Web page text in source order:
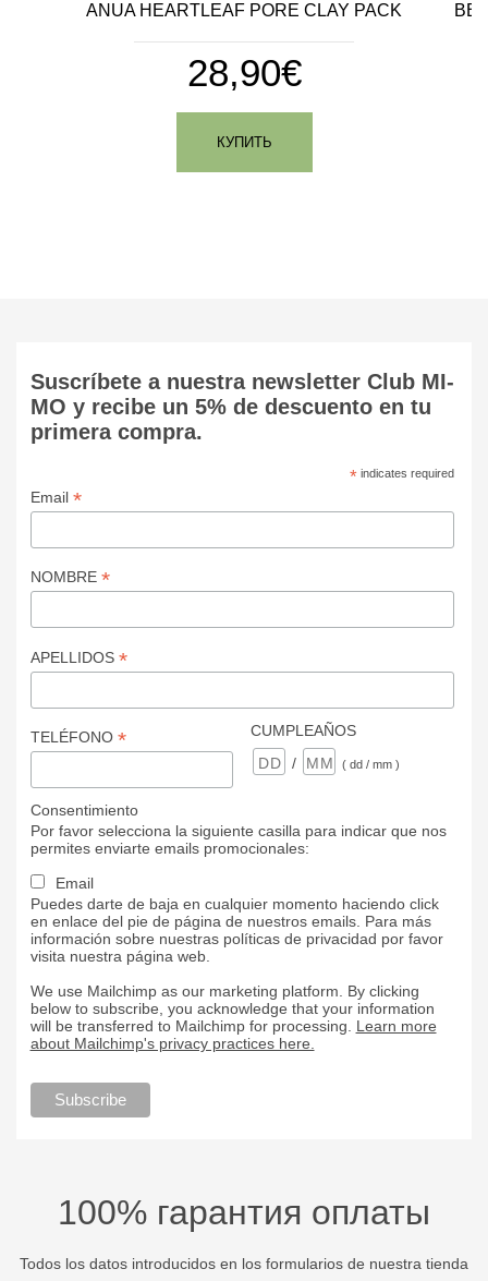
ANUA HEARTLEAF PORE CLAY PACK
28,90€
КУПИТЬ
Suscríbete a nuestra newsletter Club MI-
MO y recibe un 5% de descuento en tu
primera compra.
*indicates required
Email *
NOMBRE *
APELLIDOS *
TELÉFONO *
CUMPLEAÑOS
/
( dd / mm )
Consentimiento
Por favor selecciona la siguiente casilla para indicar que nos
permites enviarte emails promocionales:
Email
Puedes darte de baja en cualquier momento haciendo click
en enlace del pie de página de nuestros emails. Para más
información sobre nuestras políticas de privacidad por favor
visita nuestra página web.
We use Mailchimp as our marketing platform. By clicking
below to subscribe, you acknowledge that your information
will be transferred to Mailchimp for processing. Learn more
about Mailchimp's privacy practices here.
100% гарантия оплаты
Todos los datos introducidos en los formularios de nuestra tienda